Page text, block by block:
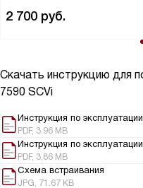
2 700 руб.
Скачать инструкцию для
7590 SCVi
Инструкция по
PDF, 3.96 MB
Инструкция по
PDF, 3.86 MB
Схема встраивания
JPG, 71.67 KB